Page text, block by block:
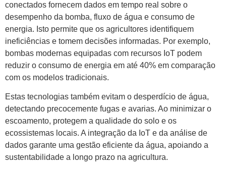
conectados fornecem dados em tempo real sobre o
desempenho da bomba, fluxo de água e consumo de
energia. Isto permite que os agricultores identifiquem
ineficiências e tomem decisões informadas. Por exemplo,
bombas modernas equipadas com recursos IoT podem
reduzir o consumo de energia em até 40% em comparação
com os modelos tradicionais.
Estas tecnologias também evitam o desperdício de água,
detectando precocemente fugas e avarias. Ao minimizar o
escoamento, protegem a qualidade do solo e os
ecossistemas locais. A integração da IoT e da análise de
dados garante uma gestão eficiente da água, apoiando a
sustentabilidade a longo prazo na agricultura.